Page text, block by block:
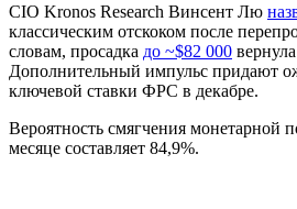
CIO Kronos Research Винсент Лю
классическим отскоком после
словам, просадка до ~$82 000
Дополнительный импульс придают
ключевой ставки ФРС в декабре.
Вероятность смягчения монетарной
месяце составляет 84,9%.